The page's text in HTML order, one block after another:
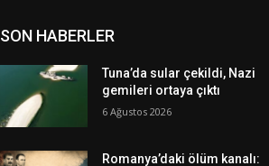
SON HABERLER
Tuna’da sular çekildi, Nazi
gemileri ortaya çıktı
6 Ağustos 2026
Romanya’daki ölüm kanalı: